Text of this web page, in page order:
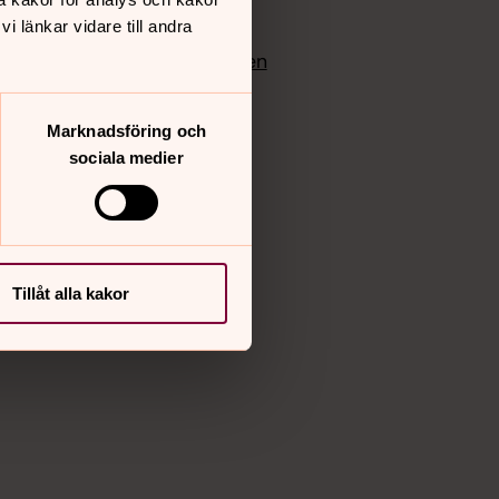
länkar vidare till andra
Marknadsföring och
sociala medier
Tillåt alla kakor
Instagram
Vimeo
Bloggportalen